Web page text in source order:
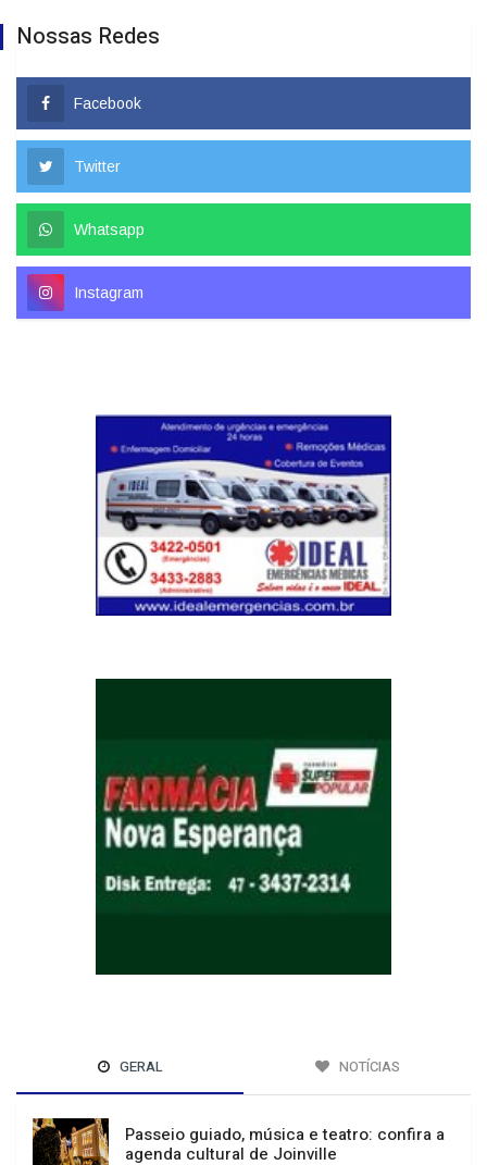
Nossas Redes
Facebook
Twitter
Whatsapp
Instagram
GERAL NOTÍCIAS
Passeio guiado, música e teatro: confira a
agenda cultural de Joinville